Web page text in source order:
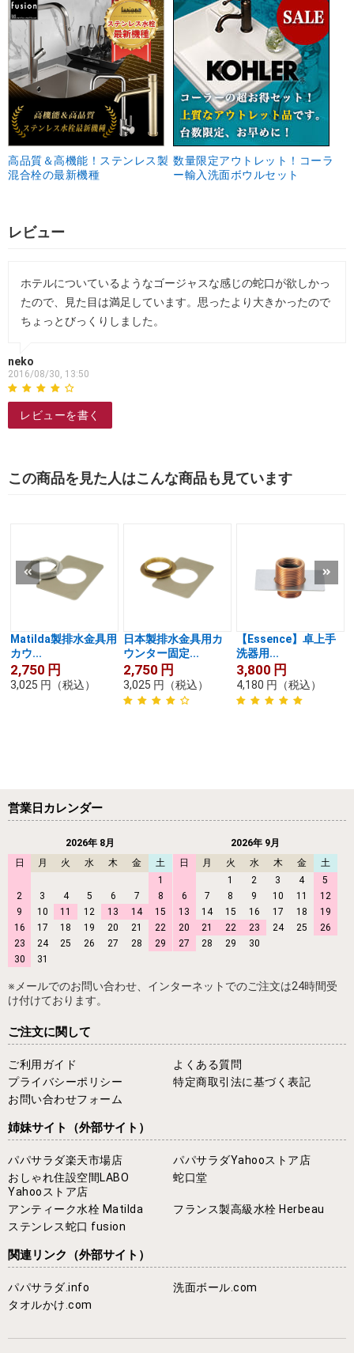
高品質＆高機能！ステンレス製
混合栓の最新機種
数量限定アウトレット！コーラ
ー輸入洗面ボウルセット
レビュー
ホテルについているようなゴージャスな感じの蛇口が欲しかっ
たので、見た目は満足しています。思ったより大きかったので
ちょっとびっくりしました。
neko
2016/08/30, 13:50
レビューを書く
この商品を見た人はこんな商品も見ています
Matilda製排水金具用
カウ...
2,750 円
3,025 円 （税込）
日本製排水金具用カ
ウンター固定...
2,750 円
3,025 円 （税込）
【Essence】卓上手
洗器用...
3,800 円
4,180 円 （税込）
営業日カレンダー
2026年 8月
日
月 火 水 木 金
土
1
2
3 4 5 6 7
8
9
10 11 12 13 14
15
16
17 18 19 20 21
22
23
24 25 26 27 28
29
30
31
2026年 9月
日
月 火 水 木 金
土
1
2 3 4
5
6
7 8 9 10 11
12
13
14 15 16 17 18
19
20
21 22 23 24 25
26
27
28 29 30
※メールでのお問い合わせ、インターネットでのご注文は24時間受
け付けております。
ご注文に関して
ご利用ガイド
よくある質問
プライバシーポリシー
特定商取引法に基づく表記
お問い合わせフォーム
姉妹サイト （外部サイト）
パパサラダ楽天市場店
パパサラダYahooストア店
おしゃれ住設空間LABO
Yahooストア店
蛇口堂
アンティーク水栓 Matilda
フランス製高級水栓 Herbeau
ステンレス蛇口 fusion
関連リンク （外部サイト）
パパサラダ.info
洗面ボール.com
タオルかけ.com